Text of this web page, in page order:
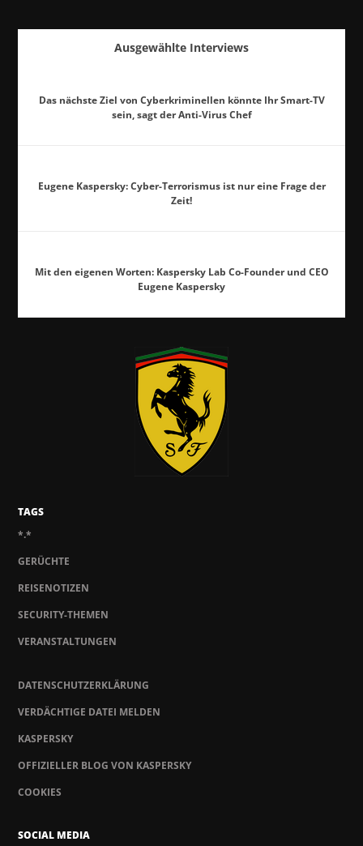
Ausgewählte Interviews
Das nächste Ziel von Cyberkriminellen könnte Ihr Smart-TV
sein, sagt der Anti-Virus Chef
Eugene Kaspersky: Cyber-Terrorismus ist nur eine Frage der
Zeit!
Mit den eigenen Worten: Kaspersky Lab Co-Founder und CEO
Eugene Kaspersky
TAGS
*.*
GERÜCHTE
REISENOTIZEN
SECURITY-THEMEN
VERANSTALTUNGEN
DATENSCHUTZERKLÄRUNG
VERDÄCHTIGE DATEI MELDEN
KASPERSKY
OFFIZIELLER BLOG VON KASPERSKY
COOKIES
SOCIAL MEDIA